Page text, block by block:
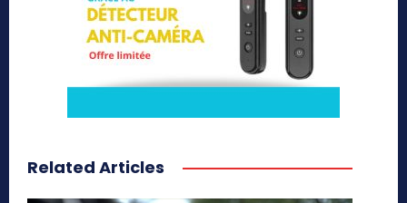
Related Articles